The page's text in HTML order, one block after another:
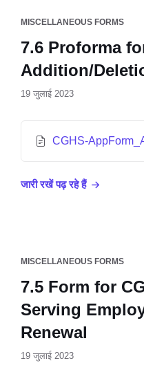
MISCELLANEOUS FORMS
7.6 Proforma
Addition/
19 जुलाई 2023
CGHS-
जारी रखें पढ़ रहे हैं
MISCELLANEOUS FORMS
7.5 Form for
Serving
Renewal
19 जुलाई 2023